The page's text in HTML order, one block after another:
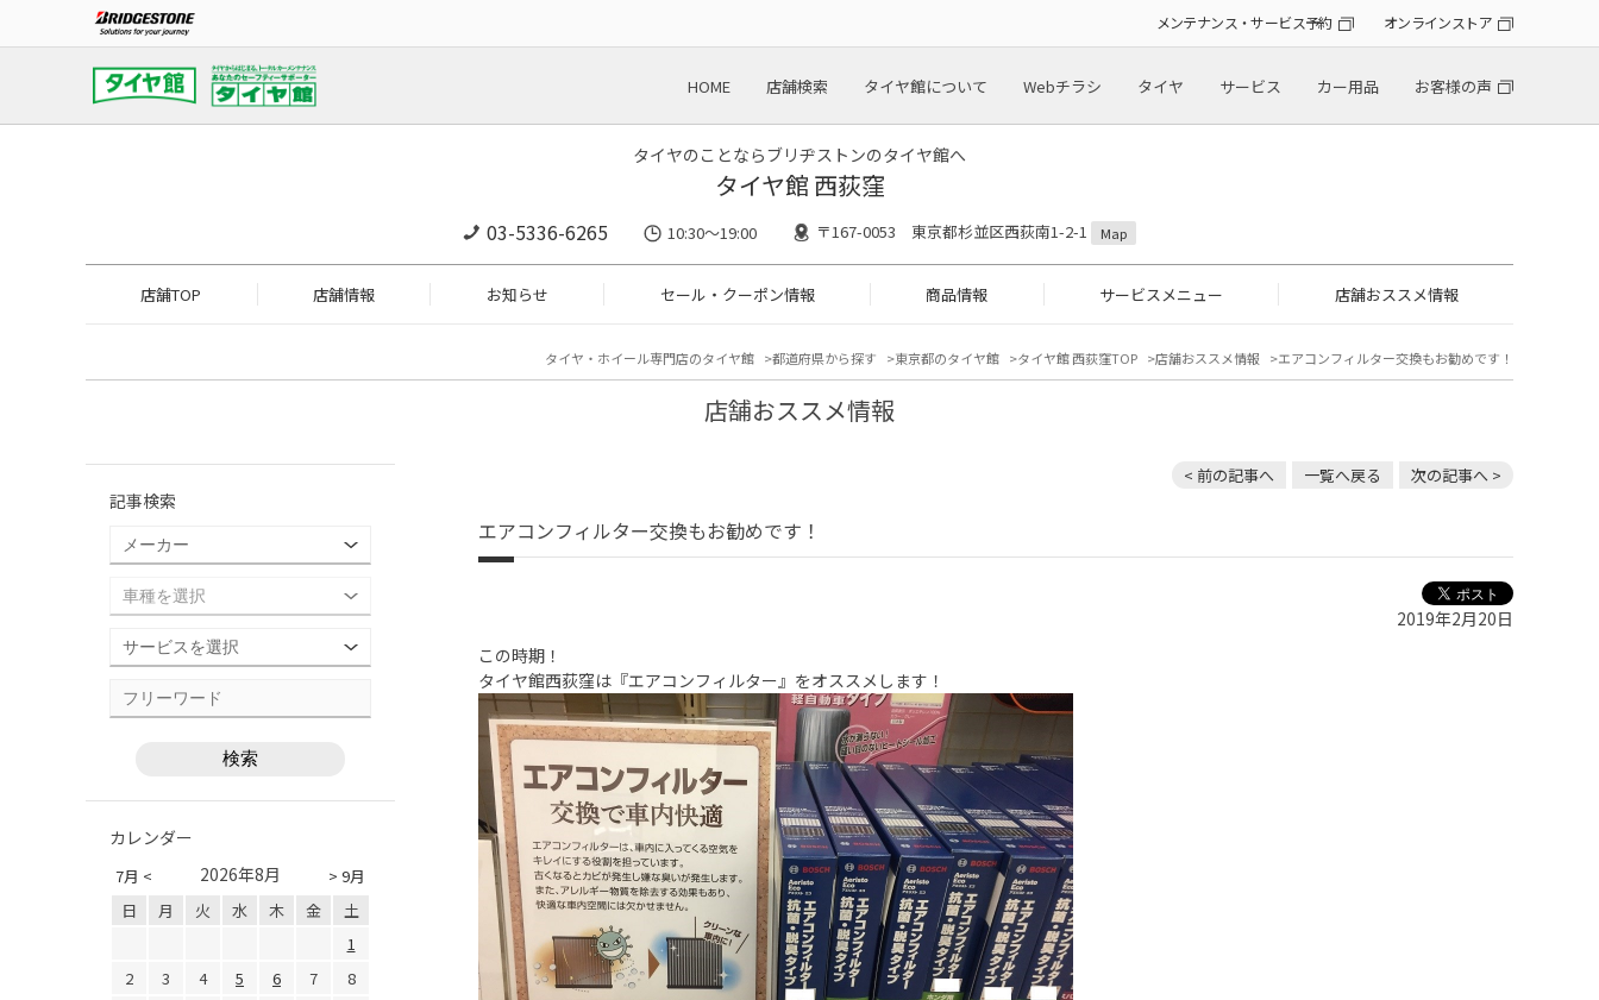
メンテナンス・サービス予約 オンラインストア
HOME 店舗検索 タイヤ館について Webチラシ タイヤ サービス カー用品 お客様の声
タイヤのことならブリヂストンのタイヤ館へ
タイヤ館 西荻窪
03-5336-6265 10:30～19:00 〒167-0053 東京都杉並区西荻南1-2-1 Map
店舗TOP 店舗情報 お知らせ セール・クーポン情報 商品情報 サービスメニュー 店舗おススメ情報
タイヤ・ホイール専門店のタイヤ館 都道府県から探す 東京都のタイヤ館 タイヤ館 西荻窪TOP 店舗おススメ情報 エアコンフィルター交換もお勧めです！
店舗おススメ情報
< 前の記事へ 一覧へ戻る 次の記事へ >
エアコンフィルター交換もお勧めです！
2019年2月20日
この時期！
タイヤ館西荻窪は『エアコンフィルター』をオススメします！
記事検索
カレンダー
7月 < > 9月
2026年8月
日 月 火 水 木 金
土
1
2
3 4 5 6 7
8